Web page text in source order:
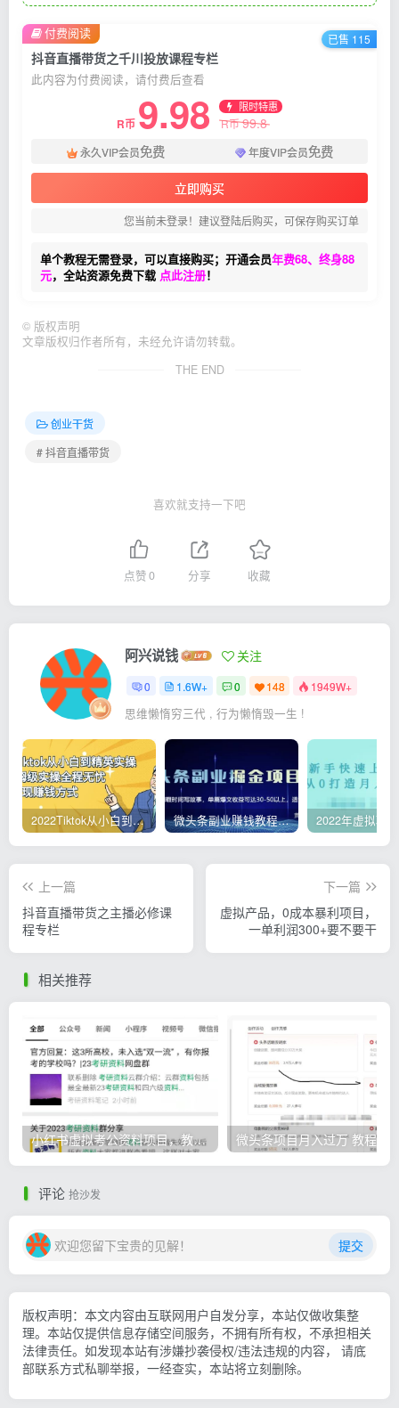
抖音直播带货之千川投放课程专栏
此内容为付费阅读，请付费后查看
R币 9.98 限时特惠
R币99.8
永久VIP会员免费 年度VIP会员免费
立即购买
您当前未登录！建议登陆后购买，可保存购买订单
单个教程无需登录，可以直接购买；开通会员年费68、终身88
元，全站资源免费下载 点此注册！
付费阅读 已售 115
© 版权声明
文章版权归作者所有，未经允许请勿转载。
THE END
创业干货
# 抖音直播带货
喜欢就支持一下吧
点赞0 分享 收藏
阿兴说钱 关注
0 1.6W+ 0 148 1949W+
思维懒惰穷三代 , 行为懒惰毁一生 !
2022Tiktok从小白到精英实操，0-1保姆级实操全程无忧，多种变现赚钱方式 微头条副业赚钱教程，项目单号单天做到50-100+收益
上一篇
抖音直播带货之主播必修课
程专栏
下一篇
虚拟产品，0成本暴利项目，
一单利润300+要不要干
相关推荐
小红书虚拟考公资料项目，教资项目轻松月入过万的核心玩法
评论 抢沙发
欢迎您留下宝贵的见解！ 提交
版权声明：本文内容由互联网用户自发分享，本站仅做收集整
理。本站仅提供信息存储空间服务，不拥有所有权，不承担相关
法律责任。如发现本站有涉嫌抄袭侵权/违法违规的内容， 请底
部联系方式私聊举报，一经查实，本站将立刻删除。